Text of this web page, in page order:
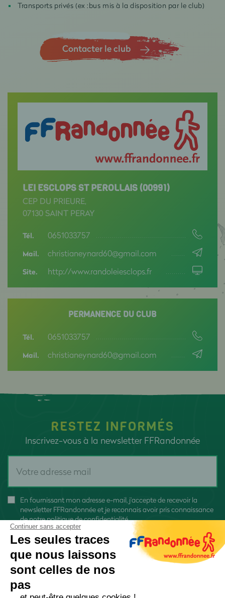
Transports privés (ex :bus mis à la disposition par le club)
Contacter le club
LEI ESCLOPS ST PEROLLAIS (00991)
CEP DU PRIEURE,
07130 SAINT PERAY
Tél. 0651033757
Mail. christianeynard60@gmail.com
Site. http://www.randoleiesclops.fr
PERMANENCE DU CLUB
Tél. 0651033757
Mail. christianeynard60@gmail.com
RESTEZ INFORMÉS
Inscrivez-vous à la newsletter FFRandonnée
En fournissant mon adresse e-mail, j'accepte de recevoir la
newsletter FFRandonnée et je reconnais avoir pris connaissance
denotre politique de confidentialité
Continuer sans accepter
Les seules traces
que nous laissons
sont celles de nos
pas